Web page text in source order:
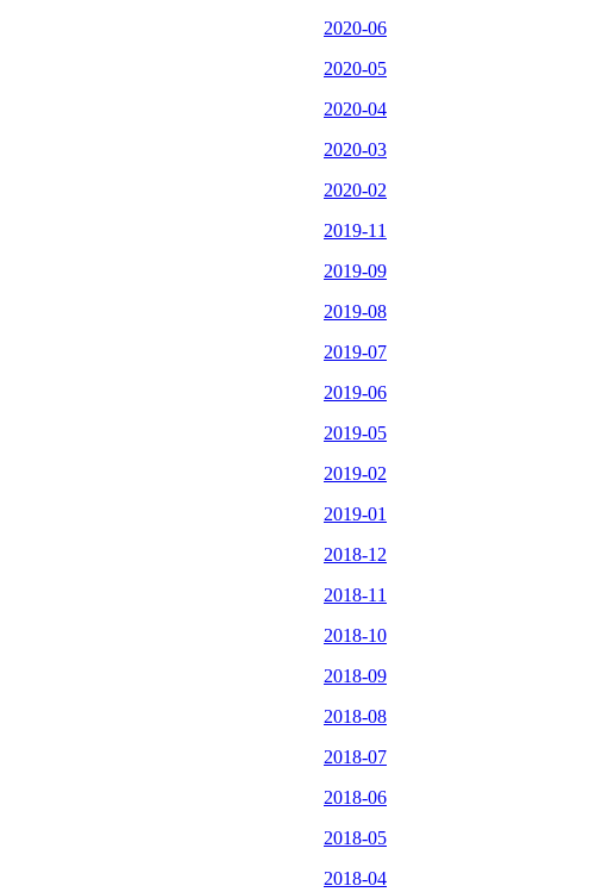
2020-06
2020-05
2020-04
2020-03
2020-02
2019-11
2019-09
2019-08
2019-07
2019-06
2019-05
2019-02
2019-01
2018-12
2018-11
2018-10
2018-09
2018-08
2018-07
2018-06
2018-05
2018-04